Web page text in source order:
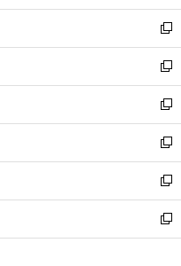
開
く
ウ
で
開
く
ン
ド
ウ
で
開
く
新
し
い
ウ
ィ
ン
ド
ウ
で
開
く
新
し
い
ウ
ィ
ン
ド
ウ
で
開
新
し
い
ウ
ィ
ン
ド
ウ
新
し
い
ウ
ィ
ン
新
し
い
ウ
新
し